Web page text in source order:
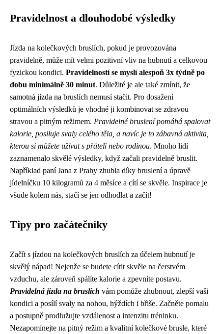
Pravidelnost a dlouhodobé výsledky
Jízda na kolečkových bruslích, pokud je provozována
pravidelně, může mít velmi pozitivní vliv na hubnutí a celkovou
fyzickou kondici. Pravidelností se myslí alespoň 3x týdně po
dobu minimálně 30 minut. Důležité je ale také zmínit, že
samotná jízda na bruslích nemusí stačit. Pro dosažení
optimálních výsledků je vhodné ji kombinovat se zdravou
stravou a pitným režimem. Pravidelné bruslení pomáhá spalovat
kalorie, posiluje svaly celého těla, a navíc je to zábavná aktivita,
kterou si můžete užívat s přáteli nebo rodinou. Mnoho lidí
zaznamenalo skvělé výsledky, když začali pravidelně bruslit.
Například paní Jana z Prahy zhubla díky bruslení a úpravě
jídelníčku 10 kilogramů za 4 měsíce a cítí se skvěle. Inspirace je
všude kolem nás, stačí se jen odhodlat a začít!
Tipy pro začátečníky
Začít s jízdou na kolečkových bruslích za účelem hubnutí je
skvělý nápad! Nejenže se budete cítit skvěle na čerstvém
vzduchu, ale zároveň spálíte kalorie a zpevníte postavu.
Pravidelná jízda na bruslích vám pomůže zhubnout, zlepší vaši
kondici a posílí svaly na nohou, hýždích i břiše. Začněte pomalu
a postupně prodlužujte vzdálenost a intenzitu tréninku.
Nezapomínejte na pitný režim a kvalitní kolečkové brusle, které